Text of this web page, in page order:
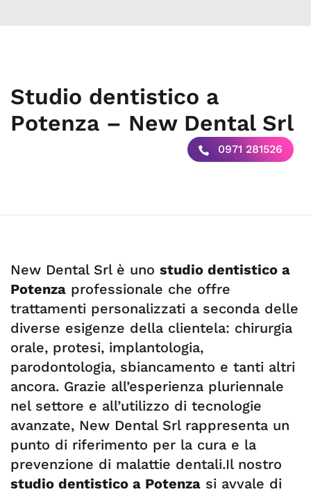
Studio dentistico a
Potenza – New Dental Srl
0971 281526
New Dental Srl è uno studio dentistico a
Potenza professionale che offre
trattamenti personalizzati a seconda delle
diverse esigenze della clientela: chirurgia
orale, protesi, implantologia,
parodontologia, sbiancamento e tanti altri
ancora. Grazie all’esperienza pluriennale
nel settore e all’utilizzo di tecnologie
avanzate, New Dental Srl rappresenta un
punto di riferimento per la cura e la
prevenzione di malattie dentali.Il nostro
studio dentistico a Potenza si avvale di